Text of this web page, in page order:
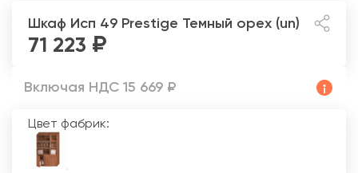
Шкаф Исп 49 Prestige Темный орех (un)
71 223
Включая НДС 15 669 ₽
Цвет фабрик: